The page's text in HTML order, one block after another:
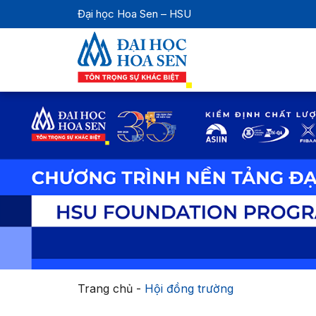
Đại học Hoa Sen – HSU
Trang chủ- Hội đồng trường